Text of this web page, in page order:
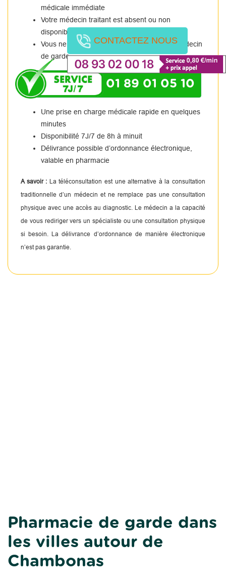
CONTACTEZ NOUS
médicale immédiate
Votre médecin traitant est absent ou non
disponible.
Vous ne pouvez pas vous rendre chez un médecin
de garde.
01 89 01 05 10
Une prise en charge médicale rapide en quelques
minutes
Disponibilité 7J/7 de 8h à minuit
Délivrance possible d’ordonnance électronique,
valable en pharmacie
A savoir : La téléconsultation est une alternative à la consultation
traditionnelle d’un médecin et ne remplace pas une consultation
physique avec une accès au diagnostic. Le médecin a la capacité
de vous rediriger vers un spécialiste ou une consultation physique
si besoin. La délivrance d’ordonnance de manière électronique
n’est pas garantie.
Pharmacie de garde dans
les villes autour de
Chambonas